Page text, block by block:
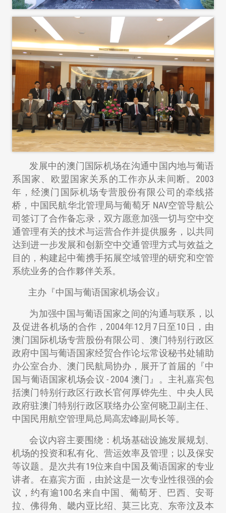
发展中的澳门国际机场在沟通中国内地与葡语
系国家、欧盟国家关系的工作亦从未间断。2003
年，经澳门国际机场专营股份有限公司的牵线搭
桥，中国民航华北管理局与葡萄牙 NAV空管导航公
司签订了合作备忘录，双方愿意加强一切与空中交
通管理有关的技术与运营合作并提供服务，以共同
达到进一步发展和创新空中交通管理方式与效益之
目的，构建起中葡携手拓展空域管理的研究和空管
系统业务的合作夥伴关系。
主办『中国与葡语国家机场会议』
为加强中国与葡语国家之间的沟通与联系，以
及促进各机场的合作，2004年12月7日至10日，由
澳门国际机场专营股份有限公司、澳门特别行政区
政府中国与葡语国家经贸合作论坛常设秘书处辅助
办公室合办、澳门民航局协办，展开了首届的『中
国与葡语国家机场会议 - 2004 澳门』。主礼嘉宾包
括澳门特别行政区行政长官何厚铧先生、中央人民
政府驻澳门特别行政区联络办公室何晓卫副主任、
中国民用航空管理局总局高宏峰副局长等。
会议内容主要围绕：机场基础设施发展规划、
机场的投资和私有化、营运效率及管理；以及保安
等议题。是次共有19位来自中国及葡语国家的专业
讲者。在嘉宾方面，由於这是一次专业性很强的会
议，约有逾100名来自中国、葡萄牙、巴西、安哥
拉、佛得角、畿内亚比绍、莫三比克、东帝汶及本